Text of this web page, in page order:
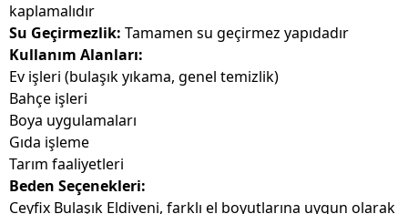
kaplamalıdır
Su Geçirmezlik: Tamamen su geçirmez yapıdadır
Kullanım Alanları:
Ev işleri (bulaşık yıkama, genel temizlik)
Bahçe işleri
Boya uygulamaları
Gıda işleme
Tarım faaliyetleri
Beden Seçenekleri:
Ceyfix Bulaşık Eldiveni, farklı el boyutlarına uygun olarak